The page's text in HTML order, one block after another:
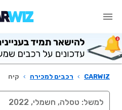
CARWIZ
› רכבים למכירה › קיה